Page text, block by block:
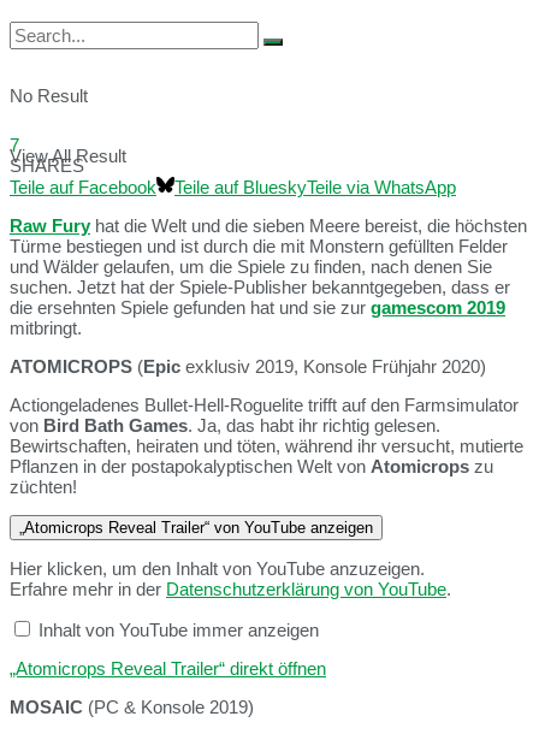
No Result
View All Result
7
SHARES
Teile auf Facebook
Teile auf BlueskyTeile via WhatsApp
Raw Furyhat die Welt und die sieben Meere bereist, die höchsten
Türme bestiegen und ist durch die mit Monstern gefüllten Felder
und Wälder gelaufen, um die Spiele zu finden, nach denen Sie
suchen. Jetzt hat der Spiele-Publisher bekanntgegeben, dass er
die ersehnten Spiele gefunden hat und sie zur gamescom 2019
mitbringt.
ATOMICROPS (Epic exklusiv 2019, Konsole Frühjahr 2020)
Actiongeladenes Bullet-Hell-Roguelite trifft auf den Farmsimulator
von Bird Bath Games. Ja, das habt ihr richtig gelesen.
Bewirtschaften, heiraten und töten, während ihr versucht, mutierte
Pflanzen in der postapokalyptischen Welt von Atomicrops zu
züchten!
„Atomicrops Reveal Trailer“ von YouTube anzeigen
Hier klicken, um den Inhalt von YouTube anzuzeigen.
Erfahre mehr in der Datenschutzerklärung von YouTube.
Inhalt von YouTube immer anzeigen
„Atomicrops Reveal Trailer“ direkt öffnen
MOSAIC (PC & Konsole 2019)